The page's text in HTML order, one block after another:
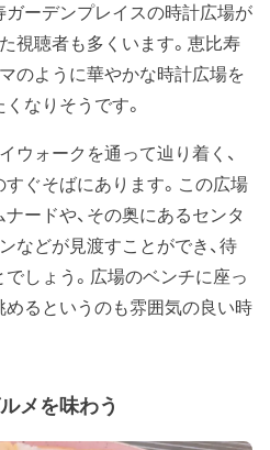
ーデンプレイスの時計広場が
視聴者も多くいます。恵比寿
のように華やかな時計広場を
なりそうです。
ウォークを通って辿り着く、
ぐそばにあります。この広場
ードや、その奥にあるセンタ
などが見渡すことができ、待
しょう。広場のベンチに座っ
るというのも雰囲気の良い時
メを味わう